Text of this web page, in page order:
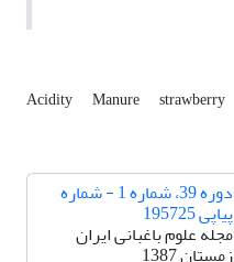
Acidity Manure strawberry
دوره 39، شماره 1 - شماره
پیاپی 195725
مجله علوم باغبانی ایران